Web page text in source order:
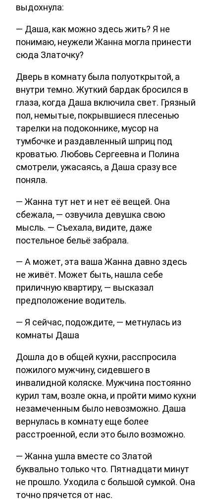
выдохнула:
— Даша, как можно здесь жить? Я не
понимаю, неужели Жанна могла принести
сюда Златочку?
Дверь в комнату была полуоткрытой, а
внутри темно. Жуткий бардак бросился в
глаза, когда Даша включила свет. Грязный
пол, немытые, покрывшиеся плесенью
тарелки на подоконнике, мусор на
тумбочке и раздавленный шприц под
кроватью. Любовь Сергеевна и Полина
смотрели, ужасаясь, а Даша сразу все
поняла.
— Жанна тут нет и нет её вещей. Она
сбежала, — озвучила девушка свою
мысль. — Съехала, видите, даже
постельное бельё забрала.
— А может, эта ваша Жанна давно здесь
не живёт. Может быть, нашла себе
приличную квартиру, — высказал
предположение водитель.
— Я сейчас, подождите, — метнулась из
комнаты Даша
Дошла до в общей кухни, расспросила
пожилого мужчину, сидевшего в
инвалидной коляске. Мужчина постоянно
курил там, возле окна, и пройти мимо кухни
незамеченным было невозможно. Даша
вернулась в комнату еще более
расстроенной, если это было возможно.
— Жанна ушла вместе со Златой
буквально только что. Пятнадцати минут
не прошло. Уходила с большой сумкой. Она
точно прячется от нас.